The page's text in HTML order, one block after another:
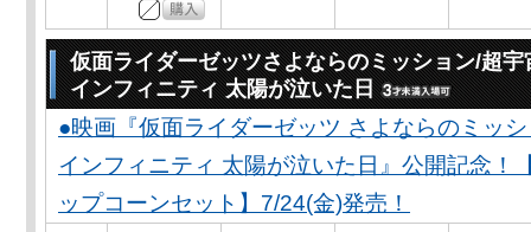
仮面ライダーゼッツさよならのミッション/超
インフィニティ 太陽が泣いた日
●映画『仮面ライダーゼッツ さよならのミッ
インフィニティ 太陽が泣いた日』公開記念！
ップコーンセット】7/24(金)発売！